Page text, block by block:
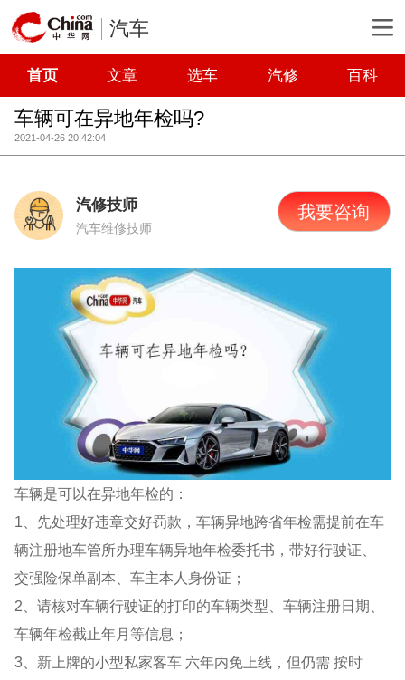
汽车
首页 文章 选车 汽修 百科
车辆可在异地年检吗?
2021-04-26 20:42:04
汽修技师
汽车维修技师
我要咨询
车辆是可以在异地年检的：
1、先处理好违章交好罚款，车辆异地跨省年检需提前在车
辆注册地车管所办理车辆异地年检委托书，带好行驶证、
交强险保单副本、车主本人身份证；
2、请核对车辆行驶证的打印的车辆类型、车辆注册日期、
车辆年检截止年月等信息；
3、新上牌的小型私家客车 六年内免上线，但仍需 按时